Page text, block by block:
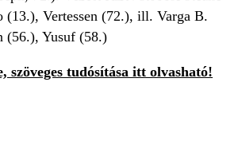
(13.), Vertessen (72.), ill. Varga B.
(56.), Yusuf (58.)
szöveges tudósítása itt olvasható!